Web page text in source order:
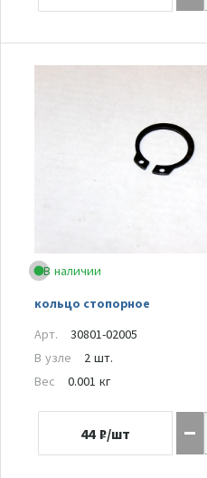
В наличии
кольцо стопорное
Арт.
30801-02005
В узле
2 шт.
Вес
0.001 кг
44 ₽/шт